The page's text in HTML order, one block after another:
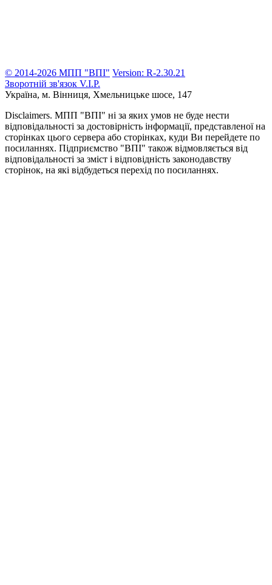
© 2014-2026 МПП "ВПІ" Version: R-2.30.21
Зворотній зв'язок V.I.P.
Україна, м. Вінниця, Хмельницьке шосе, 147
Disclaimers. МПП "ВПІ" ні за яких умов не буде нести
відповідальності за достовірність інформації, представленої на
сторінках цього сервера або сторінках, куди Ви перейдете по
посиланнях. Підприємство "ВПІ" також відмовляється від
відповідальності за зміст і відповідність законодавству
сторінок, на які відбудеться перехід по посиланнях.